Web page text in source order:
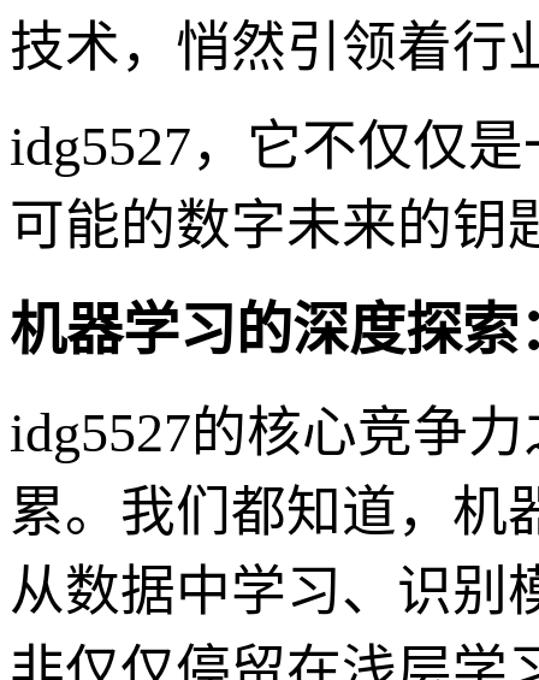
技术，悄然引领着行
idg5527，它不仅仅
可能的数字未来的钥
机器学习的深度探
idg5527的核心竞争
累。我们都知道，机
从数据中学习、识别